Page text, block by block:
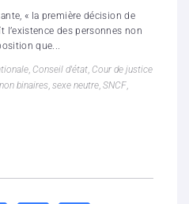
« la première décision de
des personnes non
que...
, Conseil d'état, Cour de justice
binaires, sexe neutre, SNCF,